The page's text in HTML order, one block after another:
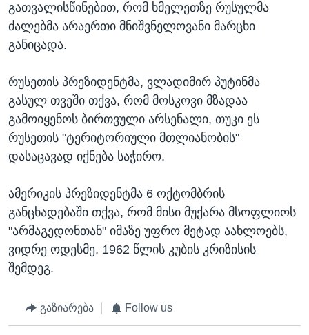
გათვალისწინებით, რომ ხმელეთზე რუსულმა
ძალებმა არაერთი მნიშვნელოვანი მარცხი
განიცადა.
რუსეთის პრეზიდენტმა, ვლადიმირ პუტინმა
გასულ თვეში თქვა, რომ მოსკოვი მზადაა
გამოიყენოს ბირთვული არსენალი, თუკი ეს
რუსეთის "ტერიტორიული მთლიანობის"
დასაცავად იქნება საჭირო.
ამერიკის პრეზიდენტმა 6 ოქტომბრის
განცხადებაში თქვა, რომ მისი მუქარა მსოფლიოს
"არმაგედონთან" იმაზე უფრო მეტად აახლოებს,
ვიდრე ოდესმე, 1962 წლის კუბის კრიზისის
შემდეგ.
გაზიარება Follow us